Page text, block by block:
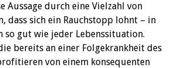
Aussage durch eine Vielzahl von
dass sich ein Rauchstopp lohnt – in
so gut wie jeder Lebenssituation.
bereits an einer Folgekrankheit des
von einem konsequenten